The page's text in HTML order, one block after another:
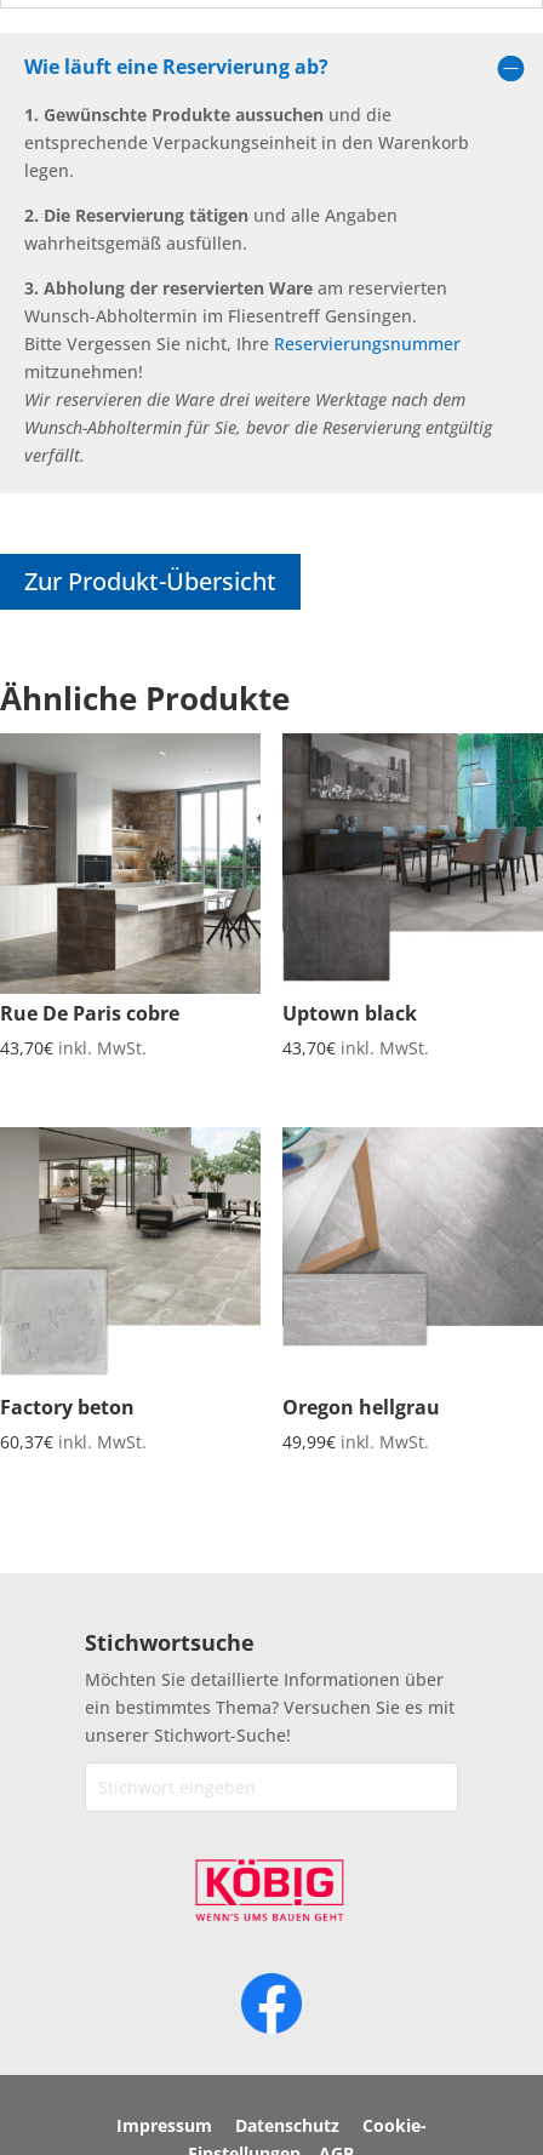
Wie läuft eine Reservierung ab?
1. Gewünschte Produkte aussuchen und die
entsprechende Verpackungseinheit in den Warenkorb
legen.
2. Die Reservierung tätigen und alle Angaben
wahrheitsgemäß ausfüllen.
3. Abholung der reservierten Ware am reservierten
Wunsch-Abholtermin im Fliesentreff Gensingen.
Bitte Vergessen Sie nicht, Ihre Reservierungsnummer
mitzunehmen!
Wir reservieren die Ware drei weitere Werktage nach dem
Wunsch-Abholtermin für Sie, bevor die Reservierung entgültig
verfällt.
Zur Produkt-Übersicht
Ähnliche Produkte
Rue De Paris cobre
43,70€ inkl. MwSt.
Uptown black
43,70€ inkl. MwSt.
Factory beton
60,37€ inkl. MwSt.
Oregon hellgrau
49,99€ inkl. MwSt.
Stichwortsuche
Möchten Sie detaillierte Informationen über
ein bestimmtes Thema? Versuchen Sie es mit
unserer Stichwort-Suche!
Impressum Datenschutz
Cookie-